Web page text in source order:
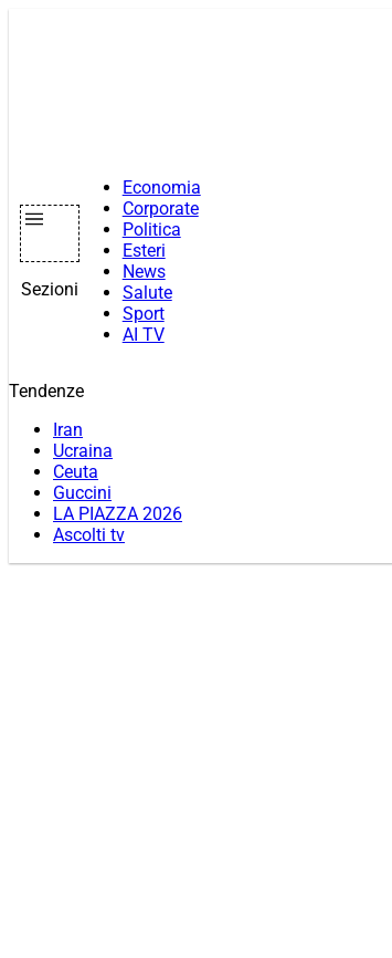
Sezioni
Economia
Corporate
Politica
Esteri
News
Salute
Sport
AI TV
Tendenze
Iran
Ucraina
Ceuta
Guccini
LA PIAZZA 2026
Ascolti tv